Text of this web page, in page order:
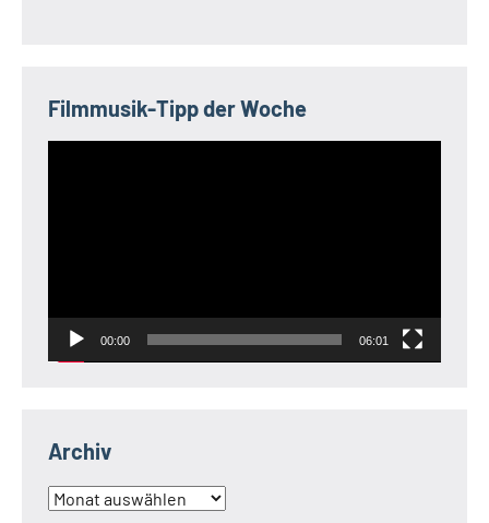
Filmmusik-Tipp der Woche
00:00 06:01
Archiv
Archiv